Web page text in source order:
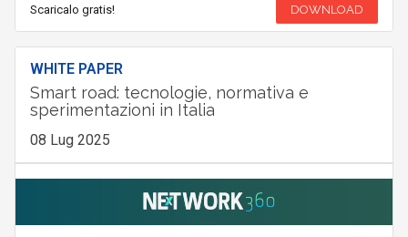
Scaricalo gratis! DOWNLOAD
WHITE PAPER
Smart road: tecnologie, normativa e
sperimentazioni in Italia
08 Lug 2025